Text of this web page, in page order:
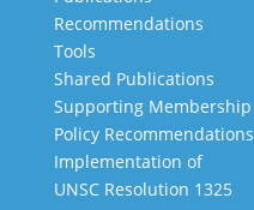
Recommendations
Tools
Shared Publications
Supporting Membership
Policy Recommendations
Implementation of
UNSC Resolution 1325